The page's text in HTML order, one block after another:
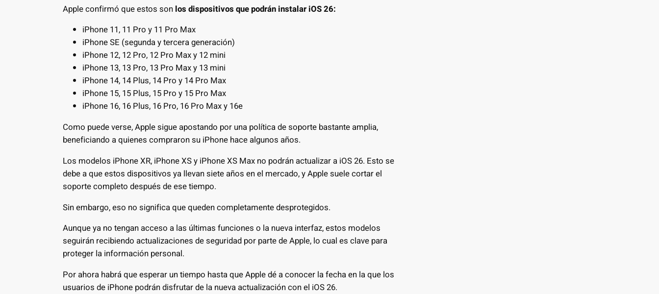
Apple confirmó que estos son los dispositivos que podrán instalar iOS 26:
iPhone 11, 11 Pro y 11 Pro Max
iPhone SE (segunda y tercera generación)
iPhone 12, 12 Pro, 12 Pro Max y 12 mini
iPhone 13, 13 Pro, 13 Pro Max y 13 mini
iPhone 14, 14 Plus, 14 Pro y 14 Pro Max
iPhone 15, 15 Plus, 15 Pro y 15 Pro Max
iPhone 16, 16 Plus, 16 Pro, 16 Pro Max y 16e
Como puede verse, Apple sigue apostando por una política de soporte bastante amplia,
beneficiando a quienes compraron su iPhone hace algunos años.
Los modelos iPhone XR, iPhone XS y iPhone XS Max no podrán actualizar a iOS 26. Esto se
debe a que estos dispositivos ya llevan siete años en el mercado, y Apple suele cortar el
soporte completo después de ese tiempo.
Sin embargo, eso no significa que queden completamente desprotegidos.
Aunque ya no tengan acceso a las últimas funciones o la nueva interfaz, estos modelos
seguirán recibiendo actualizaciones de seguridad por parte de Apple, lo cual es clave para
proteger la información personal.
Por ahora habrá que esperar un tiempo hasta que Apple dé a conocer la fecha en la que los
usuarios de iPhone podrán disfrutar de la nueva actualización con el iOS 26.